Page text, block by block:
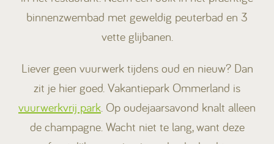
binnenzwembad met geweldig peuterbad en 3
vette glijbanen.
Liever geen vuurwerk tijdens oud en nieuw? Dan
zit je hier goed. Vakantiepark Ommerland is
vuurwerkvrij park. Op oudejaarsavond knalt alleen
de champagne. Wacht niet te lang, want deze